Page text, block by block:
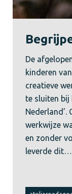
De
kinderen
creatieve
te sluiten bij
Nederland’.
werkwijze
en zonder
leverde dit…